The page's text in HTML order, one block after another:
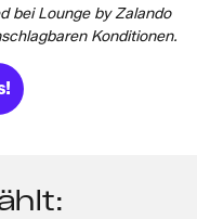
bei Lounge by Zalando
Konditionen.